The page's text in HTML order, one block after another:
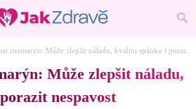
rozmarýn: Může zlepšit náladu, kvalitu spánku i porazit
Může zlepšit náladu,
nespavost